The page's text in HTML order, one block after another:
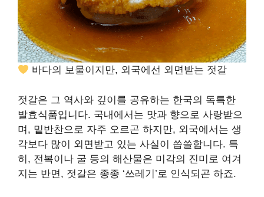
바다의 보물이지만, 외국에선 외면받는 젓갈
젓갈은 그 역사와 깊이를 공유하는 한국의 독특한
발효식품입니다. 국내에서는 맛과 향으로 사랑받으
며, 밑반찬으로 자주 오르곤 하지만, 외국에서는 생
각보다 많이 외면받고 있는 사실이 씁쓸합니다. 특
히, 전복이나 굴 등의 해산물은 미각의 진미로 여겨
지는 반면, 젓갈은 종종 ‘쓰레기’로 인식되곤 하죠.